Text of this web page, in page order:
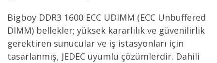
Bigboy DDR3 1600 ECC UDIMM (ECC Unbuffered
DIMM) bellekler; yüksek kararlılık ve güvenilirlik
gerektiren sunucular ve iş istasyonları için
tasarlanmış, JEDEC uyumlu çözümlerdir. Dahili